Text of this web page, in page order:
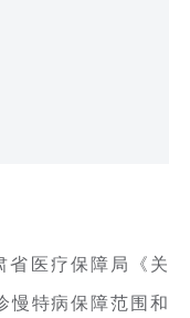
省医疗保障局《关
慢特病保障范围和